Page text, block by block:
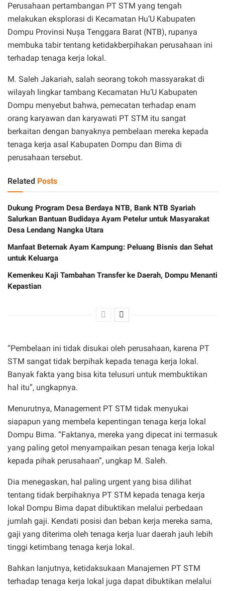
Perusahaan pertambangan PT STM yang tengah
melakukan eksplorasi di Kecamatan Hu’U Kabupaten
Dompu Provinsi Nușa Tenggara Barat (NTB), rupanya
membuka tabir tentang ketidakberpihakan perusahaan ini
terhadap tenaga kerja lokal.
M. Saleh Jakariah, salah seorang tokoh massyarakat di
wilayah lingkar tambang Kecamatan Hu’U Kabupaten
Dompu menyebut bahwa, pemecatan terhadap enam
orang karyawan dan karyawati PT STM itu sangat
berkaitan dengan banyaknya pembelaan mereka kepada
tenaga kerja asal Kabupaten Dompu dan Bima di
perusahaan tersebut.
Related Posts
Dukung Program Desa Berdaya NTB, Bank NTB Syariah
Salurkan Bantuan Budidaya Ayam Petelur untuk Masyarakat
Desa Lendang Nangka Utara
Manfaat Beternak Ayam Kampung: Peluang Bisnis dan Sehat
untuk Keluarga
Kemenkeu Kaji Tambahan Transfer ke Daerah, Dompu Menanti
Kepastian
“Pembelaan ini tidak disukai oleh perusahaan, karena PT
STM sangat tidak berpihak kepada tenaga kerja lokal.
Banyak fakta yang bisa kita telusuri untuk membuktikan
hal itu”, ungkapnya.
Menurutnya, Management PT STM tidak menyukai
siapapun yang membela kepentingan tenaga kerja lokal
Dompu Bima. “Faktanya, mereka yang dipecat ini termasuk
yang paling getol menyampaikan pesan tenaga kerja lokal
kepada pihak perusahaan”, ungkap M. Saleh.
Dia menegaskan, hal paling urgent yang bisa dilihat
tentang tidak berpihaknya PT STM kepada tenaga kerja
lokal Dompu Bima dapat dibuktikan melalui perbedaan
jumlah gaji. Kendati posisi dan beban kerja mereka sama,
gaji yang diterima oleh tenaga kerja luar daerah jauh lebih
tinggi ketimbang tenaga kerja lokal.
Bahkan lanjutnya, ketidaksukaan Manajemen PT STM
terhadap tenaga kerja lokal juga dapat dibuktikan melalui